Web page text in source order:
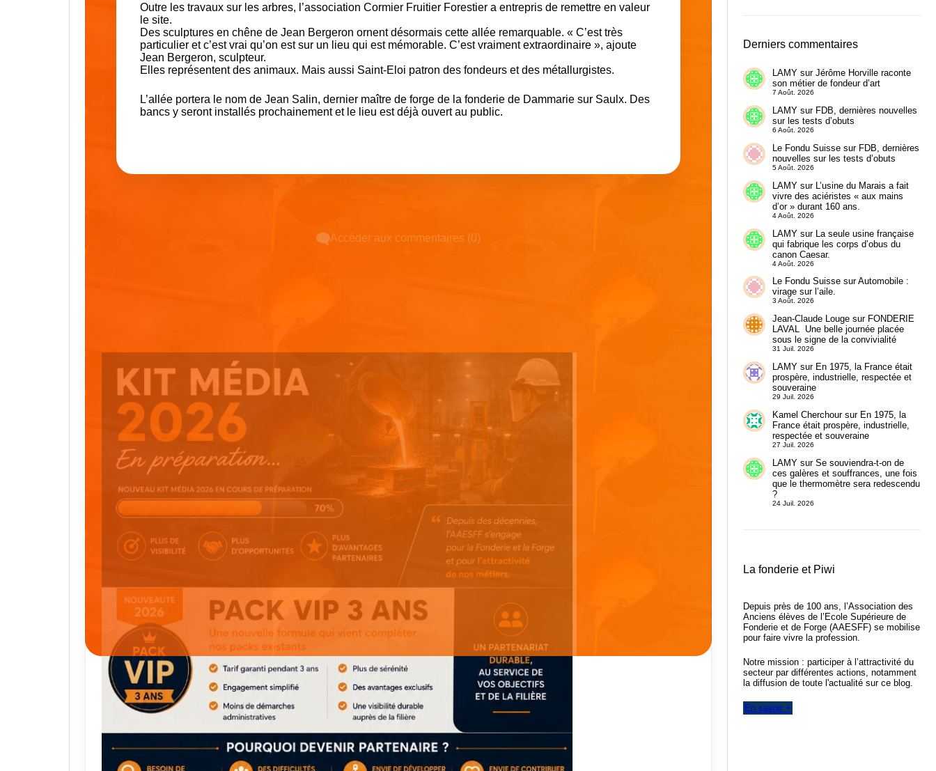
Outre les travaux sur les arbres, l’association Cormier Fruitier Forestier a entrepris de remettre en valeur
le site.
Des sculptures en chêne de Jean Bergeron ornent désormais cette allée remarquable. « C’est très
particulier et c’est vrai qu’on est sur un lieu qui est mémorable. C’est vraiment extraordinaire », ajoute
Jean Bergeron, sculpteur.
Elles représentent des animaux. Mais aussi Saint-Eloi patron des fondeurs et des métallurgistes.
L’allée portera le nom de Jean Salin, dernier maître de forge de la fonderie de Dammarie sur Saulx. Des
bancs y seront installés prochainement et le lieu est déjà ouvert au public.
Accéder aux commentaires (0)
Derniers commentaires
LAMYsur Jérôme Horville raconte
son métier de fondeur d’art
7 Août. 2026
LAMYsur FDB, dernières nouvelles
sur les tests d’obuts
6 Août. 2026
Le Fondu Suissesur FDB, dernières
nouvelles sur les tests d’obuts
5 Août. 2026
LAMYsur L’usine du Marais a fait
vivre des aciéristes « aux mains
d’or » durant 160 ans.
4 Août. 2026
LAMYsur La seule usine française
qui fabrique les corps d’obus du
canon Caesar.
4 Août. 2026
Le Fondu SuissesurAutomobile :
virage sur l’aile.
3 Août. 2026
Jean-Claude Lougesur FONDERIE
LAVAL Une belle journée placée
sous le signe de la convivialité
31 Juil. 2026
LAMYsur En 1975, la France était
prospère, industrielle, respectée et
souveraine
29 Juil. 2026
Kamel Cherchoursur En 1975, la
France était prospère, industrielle,
respectée et souveraine
27 Juil. 2026
LAMYsur Se souviendra-t-on de
ces galères et souffrances, une fois
que le thermomètre sera redescendu
?
24 Juil. 2026
La fonderie et Piwi
Depuis près de 100 ans, l’Association des
Anciens élèves de l’Ecole Supérieure de
Fonderie et de Forge (AAESFF) se mobilise
pour faire vivre la profession.
Notre mission : participer à l’attractivité du
secteur par différentes actions, notamment
la diffusion de toute l'actualité sur ce blog.
En savoir +